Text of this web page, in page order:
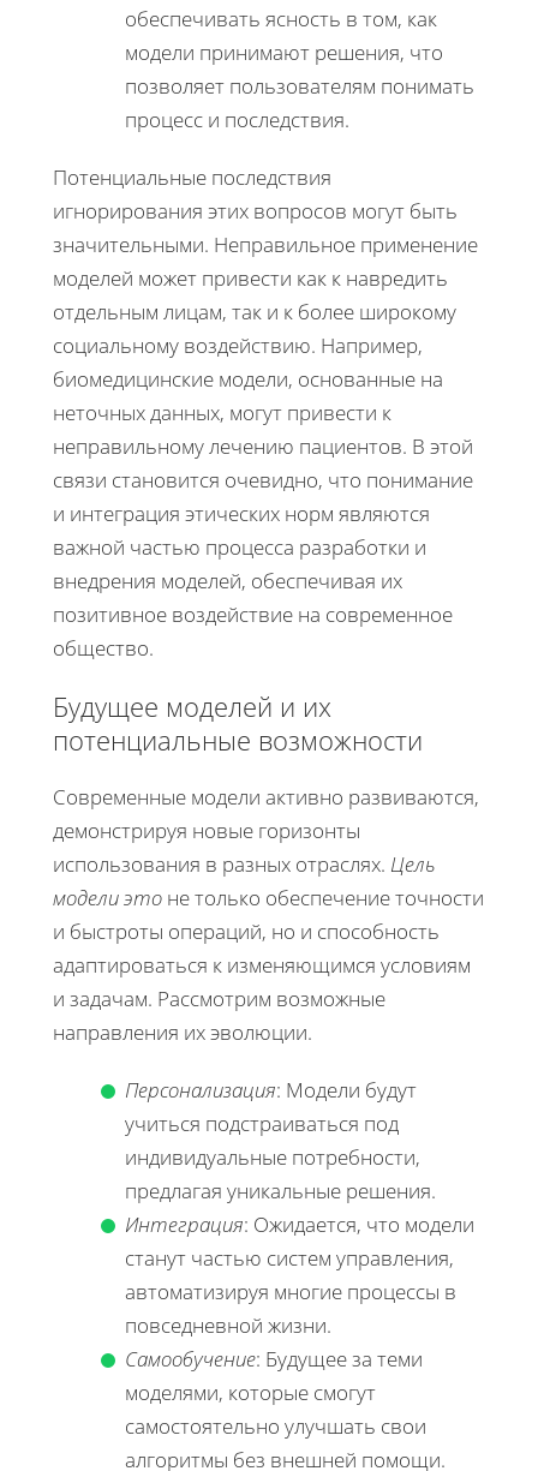
обеспечивать ясность в том, как
модели принимают решения, что
позволяет пользователям понимать
процесс и последствия.
Потенциальные последствия
игнорирования этих вопросов могут быть
значительными. Неправильное применение
моделей может привести как к навредить
отдельным лицам, так и к более широкому
социальному воздействию. Например,
биомедицинские модели, основанные на
неточных данных, могут привести к
неправильному лечению пациентов. В этой
связи становится очевидно, что понимание
и интеграция этических норм являются
важной частью процесса разработки и
внедрения моделей, обеспечивая их
позитивное воздействие на современное
общество.
Будущее моделей и их
потенциальные возможности
Современные модели активно развиваются,
демонстрируя новые горизонты
использования в разных отраслях. Цель
модели это не только обеспечение точности
и быстроты операций, но и способность
адаптироваться к изменяющимся условиям
и задачам. Рассмотрим возможные
направления их эволюции.
Персонализация: Модели будут
учиться подстраиваться под
индивидуальные потребности,
предлагая уникальные решения.
Интеграция: Ожидается, что модели
станут частью систем управления,
автоматизируя многие процессы в
повседневной жизни.
Самообучение: Будущее за теми
моделями, которые смогут
самостоятельно улучшать свои
алгоритмы без внешней помощи.